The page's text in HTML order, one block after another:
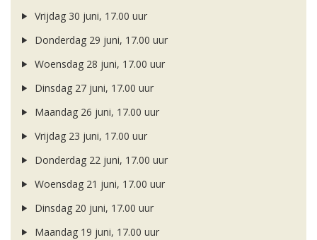
Vrijdag 30 juni, 17.00 uur
Donderdag 29 juni, 17.00 uur
Woensdag 28 juni, 17.00 uur
Dinsdag 27 juni, 17.00 uur
Maandag 26 juni, 17.00 uur
Vrijdag 23 juni, 17.00 uur
Donderdag 22 juni, 17.00 uur
Woensdag 21 juni, 17.00 uur
Dinsdag 20 juni, 17.00 uur
Maandag 19 juni, 17.00 uur